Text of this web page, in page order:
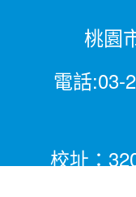
桃園
電話
校址：